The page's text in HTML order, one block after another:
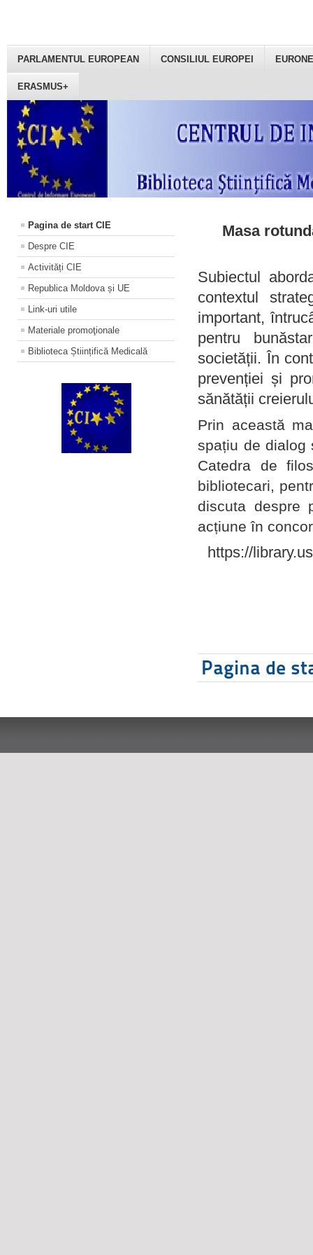
PARLAMENTUL EUROPEAN CONSILIUL EUROPEI
ERASMUS+
Pagina de start CIE
Despre CIE
Activități CIE
Republica Moldova și UE
Link-uri utile
Materiale promoţionale
Biblioteca Științifică Medicală
Masa
Subiectul
contextul
important,
pentru
societății. În
prevenției și
sănătății
Prin această
spațiu de dialog
Catedra de
bibliotecari,
discuta despre
acțiune în
https://
Pagina de